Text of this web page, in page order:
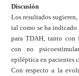
Discusión
Los resultados
tal como se ha
para TDAH, tanto con
con no
epiléptica en pacientes
Con respecto a la